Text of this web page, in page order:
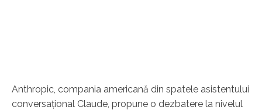
Anthropic, compania americană din spatele asistentului
conversaţional Claude, propune o dezbatere la nivelul